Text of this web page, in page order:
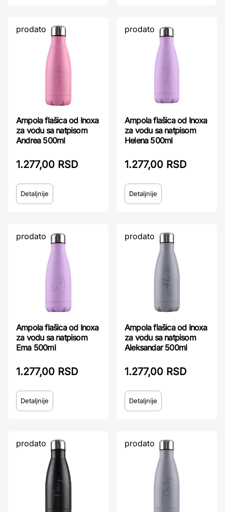
prodato
Ampola flašica od Inoxa
za vodu sa natpisom
Andrea 500ml
1.277,00 RSD
Detaljnije
prodato
Ampola flašica od Inoxa
za vodu sa natpisom
Helena 500ml
1.277,00 RSD
Detaljnije
prodato
Ampola flašica od Inoxa
za vodu sa natpisom
Ema 500ml
1.277,00 RSD
Detaljnije
prodato
Ampola flašica od Inoxa
za vodu sa natpisom
Aleksandar 500ml
1.277,00 RSD
Detaljnije
prodato prodato